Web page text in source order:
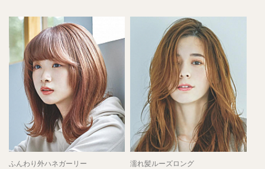
ふんわり外ハネガーリー 濡れ髪ルーズロング